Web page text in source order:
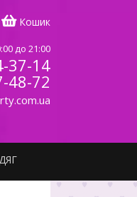
Кошик
до 21:00
37-14
48-72